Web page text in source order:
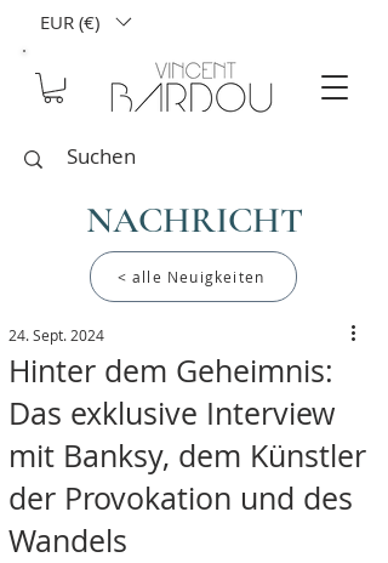
EUR (€)
NACHRICHT
< alle Neuigkeiten
Hinter dem Geheimnis:
Das exklusive Interview
mit Banksy, dem Künstler
der Provokation und des
Wandels
24. Sept. 2024